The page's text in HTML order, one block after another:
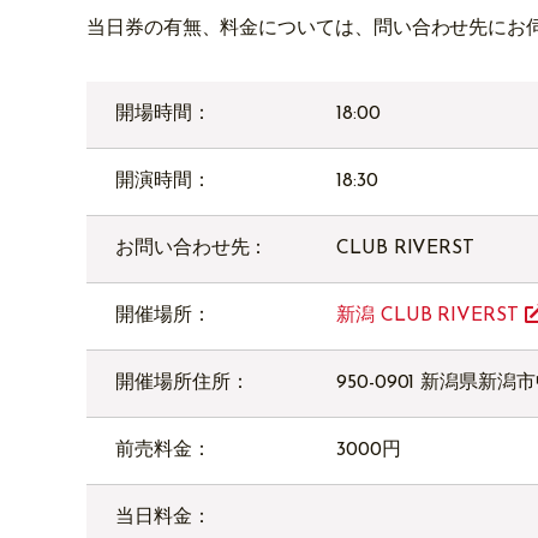
当日券の有無、料金については、問い合わせ先にお
開場時間： 18:00
開演時間： 18:30
お問い合わせ先： CLUB RIVERST
開催場所： 新潟 CLUB RIVERST
開催場所住所： 950-0901 新潟県新潟
前売料金： 3000円
当日料金：